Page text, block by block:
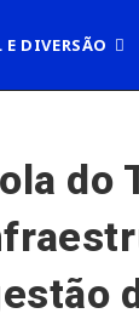
E DIVERSÃO
do